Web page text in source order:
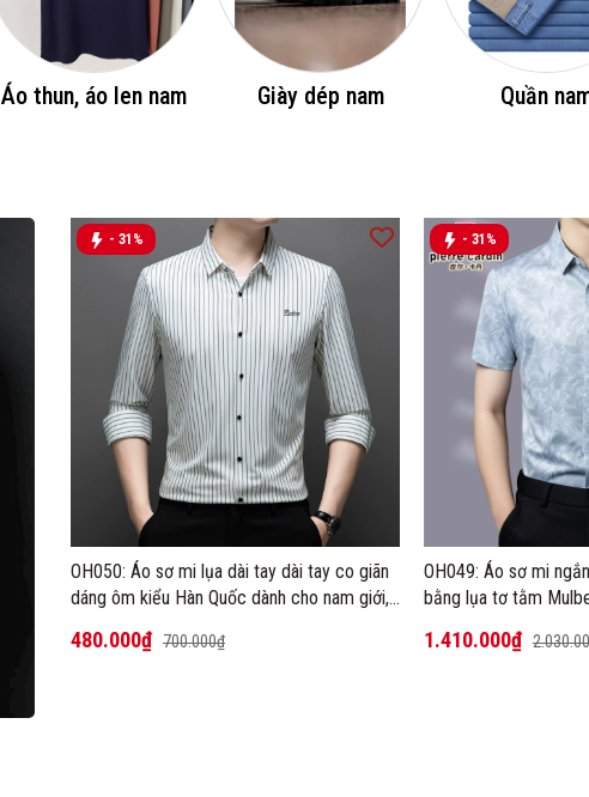
Áo thun, áo len nam Giày dép nam Quần
- 31%
OH050: Áo sơ mi lụa dài tay dài tay co giãn
dáng ôm kiểu Hàn Quốc dành cho nam giới,
480.000₫ 700.000₫
- 31%
OH049: Áo sơ mi
bằng lụa tơ tằm
1.410.000₫